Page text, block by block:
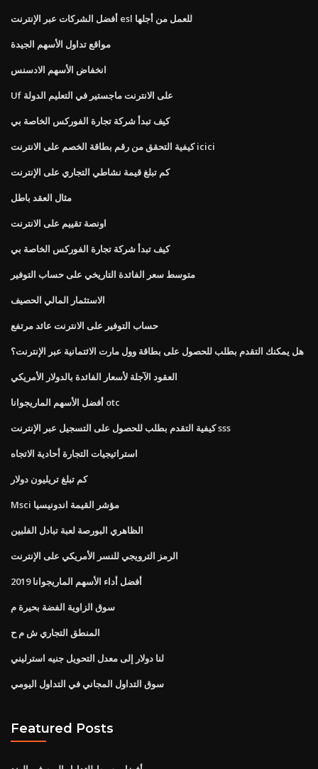
أفضل الشركات عبر الإنترنت esl للعمل من أجلها
مواقع تداول الأسهم الجيدة
انخفاض الأسهم الادسنس
Uf على الانترنت ماجستير في التعليم الدولة
كيف تبدأ شركة تجارة الفوركس الخاصة بي
كيفية التحقق من رقم بطاقة الخصم على الانترنت icici
كم تبلغ قيمة نشاطي التجاري على الإنترنت
مثال العقد باطل
اونصة تقييم على الانترنت
كيف تبدأ شركة تجارة الفوركس الخاصة بي
متوسط ​​سعر الفائدة التاريخي على حساب التوفير
الاستثمار المالي الحصيف
حساب التوفير على الانترنت عائد مرتفع
هل يمكنك التقدم بطلب للحصول على بطاقة وول مارت الائتمانية عبر الإنترنت؟
العقود الآجلة لأسعار الفائدة بالدولار الأمريكي
أفضل الأسهم الماريجوانا otc
كيفية التقدم بطلب للحصول على التسجيل عبر الإنترنت sss
استراتيجيات التجارة أحادية الاتجاه
كم تبلغ تريليون دولار
Msci مؤشر القيمة اندونيسيا
الظاهري البورصة لعبة تبادل الفلبين
الرمز الترويجي للنسر الأمريكي على الإنترنت
أفضل أداء الأسهم الماريجوانا 2019
سوق الزاوية الفضة بحيرة م
المنطق التجاري ش م ح
لنا دولار إلى معدل التحويل جنيه استرليني
سوق التداول المجاني في التداول اليومي
Featured Posts